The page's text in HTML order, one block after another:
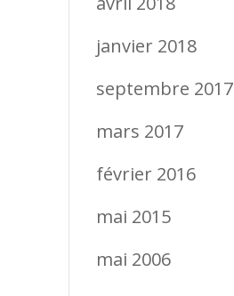
janvier 2018
septembre 2017
mars 2017
février 2016
mai 2015
mai 2006